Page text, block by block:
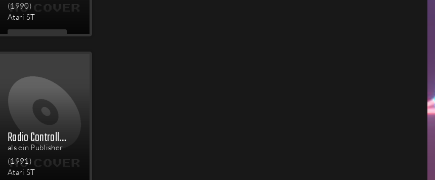
(1990)
Atari ST
MEHR
Radio Controlled Racer
als ein Publisher
(1991)
Atari ST